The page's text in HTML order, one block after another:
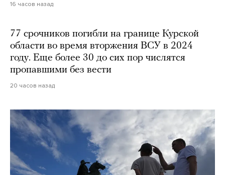
16 часов назад
77 срочников погибли на границе Курской
области во время вторжения ВСУ в 2024
году. Еще более 30 до сих пор числятся
пропавшими без вести
20 часов назад